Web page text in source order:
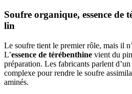
Soufre organique, essence de
lin
Le soufre tient le premier rôle, mais il
L’essence de térébenthine vient du
préparation. Les fabricants parlent
complexe pour rendre le soufre
aminés.